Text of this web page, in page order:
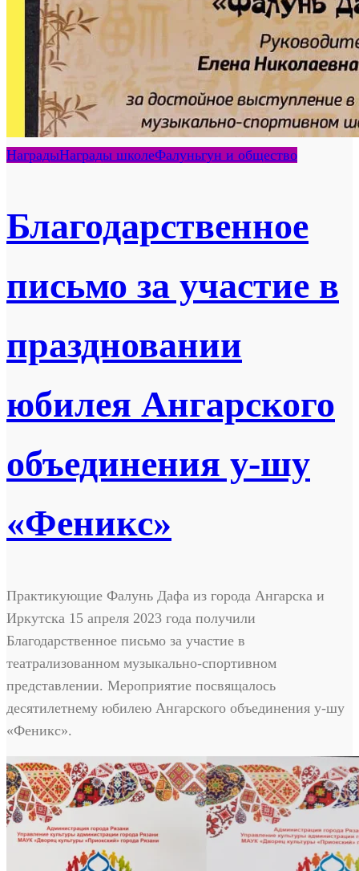
НаградыНаграды школеФалуньгун и общество
Благодарственное
письмо за участие в
праздновании
юбилея Ангарского
объединения у-шу
«Феникс»
Практикующие Фалунь Дафа из города Ангарска и
Иркутска 15 апреля 2023 года получили
Благодарственное письмо за участие в
театрализованном музыкально-спортивном
представлении. Мероприятие посвящалось
десятилетнему юбилею Ангарского объединения у-шу
«Феникс».